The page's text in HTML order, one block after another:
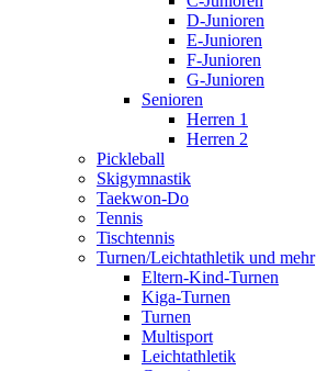
D-Junioren
E-Junioren
F-Junioren
G-Junioren
Senioren
Herren 1
Herren 2
Pickleball
Skigymnastik
Taekwon-Do
Tennis
Tischtennis
Turnen/Leichtathletik und mehr
Eltern-Kind-Turnen
Kiga-Turnen
Turnen
Multisport
Leichtathletik